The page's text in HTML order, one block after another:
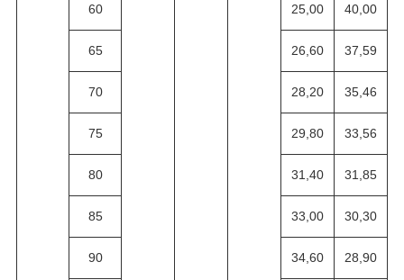
60 25,00 40,00
65 26,60 37,59
70 28,20 35,46
75 29,80 33,56
80 31,40 31,85
85 33,00 30,30
90 34,60 28,90